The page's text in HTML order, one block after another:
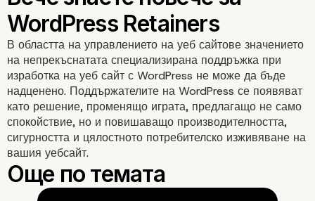
Избор на правилния
Retainer на WordPress
Оценяване на вашите нужди
В областта на управлението на уеб сайтове значението
на непрекъснатата специализирана поддръжка при
изработка на уеб сайт с WordPress не може да бъде
надценено. Поддържателите на WordPress се появяват
като решение, променящо играта, предлагащо не само
спокойствие, но и повишаващо производителността,
сигурността и цялостното потребителско изживяване на
вашия уебсайт.